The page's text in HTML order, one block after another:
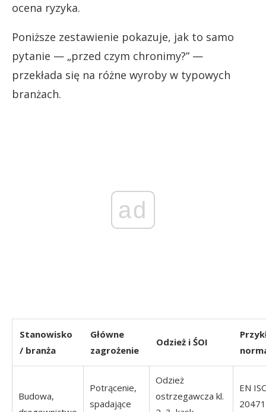
ocena ryzyka.
Poniższe zestawienie pokazuje, jak to samo
pytanie — „przed czym chronimy?” —
przekłada się na różne wyroby w typowych
branżach.
ad
Stanowisko
/ branża
Główne
zagrożenie
Odzież i ŚOI
Budowa,
Potrącenie,
spadające
Odzież
ostrzegawcza kl.
EN